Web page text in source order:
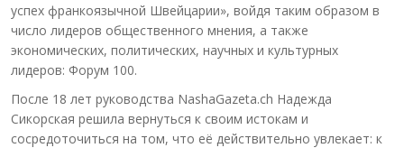
успех франкоязычной Швейцарии», войдя таким образом в
число лидеров общественного мнения, а также
экономических, политических, научных и культурных
лидеров: Форум 100.
После 18 лет руководства NashaGazeta.ch Надежда
Сикорская решила вернуться к своим истокам и
сосредоточиться на том, что её действительно увлекает: к